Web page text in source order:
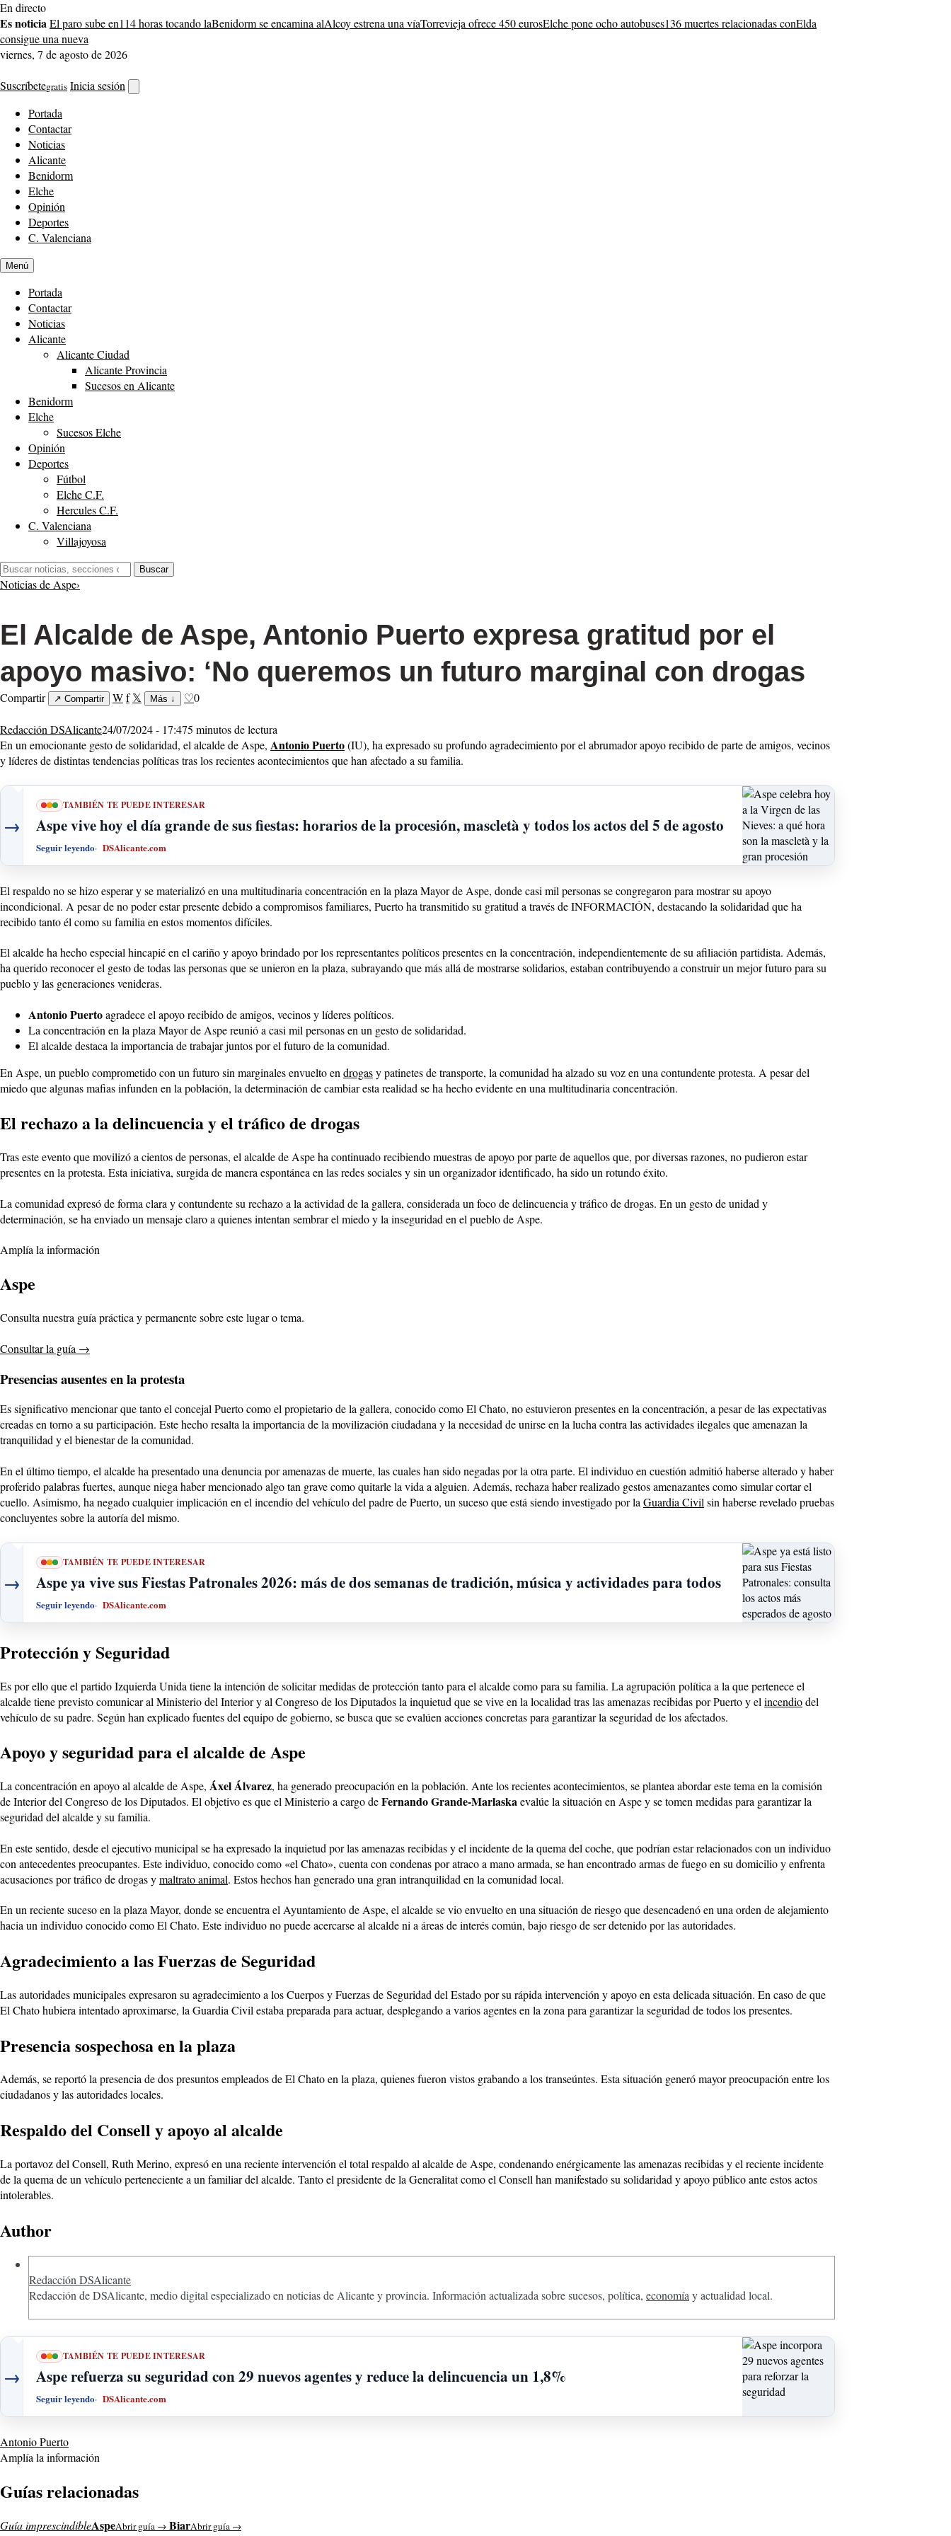
Saltar
al
contenido
En directo
Es noticiaEl paro sube en114 horas tocando laBenidorm se encamina alAlcoy estrena una víaTorrevieja ofrece 450 eurosElche pone ocho autobuses136 muertes relacionadas conElda
consigue una nueva
viernes, 7 de agosto de 2026
Suscríbetegratis Inicia sesión
buscador
Portada
Contactar
Noticias
Alicante
Benidorm
Elche
Opinión
Deportes
C. Valenciana
Menú
Portada
Contactar
Noticias
Alicante
Alicante Ciudad
Alicante Provincia
Sucesos en Alicante
Benidorm
Elche
Sucesos Elche
Opinión
Deportes
Fútbol
Elche C.F.
Hercules C.F.
C. Valenciana
Villajoyosa
Buscar:
Buscar
Noticias de Aspe›
El Alcalde de Aspe, Antonio Puerto expresa gratitud por el
apoyo masivo: ‘No queremos un futuro marginal con drogas
Compartir ↗ Compartir Wf 𝕏 Más ↓ ♡0
Redacción DSAlicante24/07/2024 - 17:475 minutos de lectura
En un emocionante gesto de solidaridad, el alcalde de Aspe, Antonio Puerto(IU), ha expresado su profundo agradecimiento por el abrumador apoyo recibido de parte de amigos, vecinos
y líderes de distintas tendencias políticas tras los recientes acontecimientos que han afectado a su familia.
→
TAMBIÉN TE PUEDE INTERESAR
Aspe vive hoy el día grande de sus fiestas: horarios de la procesión, mascletà y todos los actos del 5 de agosto
Seguir leyendo DSAlicante.com
El respaldo no se hizo esperar y se materializó en una multitudinaria concentración en la plaza Mayor de Aspe, donde casi mil personas se congregaron para mostrar su apoyo
incondicional. A pesar de no poder estar presente debido a compromisos familiares, Puerto ha transmitido su gratitud a través de INFORMACIÓN, destacando la solidaridad que ha
recibido tanto él como su familia en estos momentos difíciles.
El alcalde ha hecho especial hincapié en el cariño y apoyo brindado por los representantes políticos presentes en la concentración, independientemente de su afiliación partidista. Además,
ha querido reconocer el gesto de todas las personas que se unieron en la plaza, subrayando que más allá de mostrarse solidarios, estaban contribuyendo a construir un mejor futuro para su
pueblo y las generaciones venideras.
Antonio Puertoagradece el apoyo recibido de amigos, vecinos y líderes políticos.
La concentración en la plaza Mayor de Aspe reunió a casi mil personas en un gesto de solidaridad.
El alcalde destaca la importancia de trabajar juntos por el futuro de la comunidad.
En Aspe, un pueblo comprometido con un futuro sin marginales envuelto en drogasy patinetes de transporte, la comunidad ha alzado su voz en una contundente protesta. A pesar del
miedo que algunas mafias infunden en la población, la determinación de cambiar esta realidad se ha hecho evidente en una multitudinaria concentración.
El rechazo a la delincuencia y el tráfico de drogas
Tras este evento que movilizó a cientos de personas, el alcalde de Aspe ha continuado recibiendo muestras de apoyo por parte de aquellos que, por diversas razones, no pudieron estar
presentes en la protesta. Esta iniciativa, surgida de manera espontánea en las redes sociales y sin un organizador identificado, ha sido un rotundo éxito.
La comunidad expresó de forma clara y contundente su rechazo a la actividad de la gallera, considerada un foco de delincuencia y tráfico de drogas. En un gesto de unidad y
determinación, se ha enviado un mensaje claro a quienes intentan sembrar el miedo y la inseguridad en el pueblo de Aspe.
Amplía la información
Aspe
Consulta nuestra guía práctica y permanente sobre este lugar o tema.
Consultar la guía →
Presencias ausentes en la protesta
Es significativo mencionar que tanto el concejal Puerto como el propietario de la gallera, conocido como El Chato, no estuvieron presentes en la concentración, a pesar de las expectativas
creadas en torno a su participación. Este hecho resalta la importancia de la movilización ciudadana y la necesidad de unirse en la lucha contra las actividades ilegales que amenazan la
tranquilidad y el bienestar de la comunidad.
En el último tiempo, el alcalde ha presentado una denuncia por amenazas de muerte, las cuales han sido negadas por la otra parte. El individuo en cuestión admitió haberse alterado y haber
proferido palabras fuertes, aunque niega haber mencionado algo tan grave como quitarle la vida a alguien. Además, rechaza haber realizado gestos amenazantes como simular cortar el
cuello. Asimismo, ha negado cualquier implicación en el incendio del vehículo del padre de Puerto, un suceso que está siendo investigado por la Guardia Civil sin haberse revelado pruebas
concluyentes sobre la autoría del mismo.
→
TAMBIÉN TE PUEDE INTERESAR
Aspe ya vive sus Fiestas Patronales 2026: más de dos semanas de tradición, música y actividades para todos
Seguir leyendo DSAlicante.com
Protección y Seguridad
Es por ello que el partido Izquierda Unida tiene la intención de solicitar medidas de protección tanto para el alcalde como para su familia. La agrupación política a la que pertenece el
alcalde tiene previsto comunicar al Ministerio del Interior y al Congreso de los Diputados la inquietud que se vive en la localidad tras las amenazas recibidas por Puerto y el incendiodel
vehículo de su padre. Según han explicado fuentes del equipo de gobierno, se busca que se evalúen acciones concretas para garantizar la seguridad de los afectados.
Apoyo y seguridad para el alcalde de Aspe
La concentración en apoyo al alcalde de Aspe, Áxel Álvarez, ha generado preocupación en la población. Ante los recientes acontecimientos, se plantea abordar este tema en la comisión
de Interior del Congreso de los Diputados. El objetivo es que el Ministerio a cargo deFernando Grande-Marlaskaevalúe la situación en Aspe y se tomen medidas para garantizar la
seguridad del alcalde y su familia.
En este sentido, desde el ejecutivo municipal se ha expresado la inquietud por las amenazas recibidas y el incidente de la quema del coche, que podrían estar relacionados con un individuo
con antecedentes preocupantes. Este individuo, conocido como «el Chato», cuenta con condenas por atraco a mano armada, se han encontrado armas de fuego en su domicilio y enfrenta
acusaciones por tráfico de drogas ymaltrato animal. Estos hechos han generado una gran intranquilidad en la comunidad local.
En un reciente suceso en la plaza Mayor, donde se encuentra el Ayuntamiento de Aspe, el alcalde se vio envuelto en una situación de riesgo que desencadenó en una orden de alejamiento
hacia un individuo conocido como El Chato. Este individuo no puede acercarse al alcalde ni a áreas de interés común, bajo riesgo de ser detenido por las autoridades.
Agradecimiento a las Fuerzas de Seguridad
Las autoridades municipales expresaron su agradecimiento a los Cuerpos y Fuerzas de Seguridad del Estado por su rápida intervención y apoyo en esta delicada situación. En caso de que
El Chato hubiera intentado aproximarse, la Guardia Civil estaba preparada para actuar, desplegando a varios agentes en la zona para garantizar la seguridad de todos los presentes.
Presencia sospechosa en la plaza
Además, se reportó la presencia de dos presuntos empleados de El Chato en la plaza, quienes fueron vistos grabando a los transeúntes. Esta situación generó mayor preocupación entre los
ciudadanos y las autoridades locales.
Respaldo del Consell y apoyo al alcalde
La portavoz del Consell, Ruth Merino, expresó en una reciente intervención el total respaldo al alcalde de Aspe, condenando enérgicamente las amenazas recibidas y el reciente incidente
de la quema de un vehículo perteneciente a un familiar del alcalde. Tanto el presidente de la Generalitat como el Consell han manifestado su solidaridad y apoyo público ante estos actos
intolerables.
Author
Redacción DSAlicante
Redacción de DSAlicante, medio digital especializado en noticias de Alicante y provincia. Información actualizada sobre sucesos, política, economíay actualidad local.
→
TAMBIÉN TE PUEDE INTERESAR
Aspe refuerza su seguridad con 29 nuevos agentes y reduce la delincuencia un 1,8%
Seguir leyendo DSAlicante.com
Antonio Puerto
Amplía la información
Guías relacionadas
Guía imprescindibleAspeAbrir guía → BiarAbrir guía →